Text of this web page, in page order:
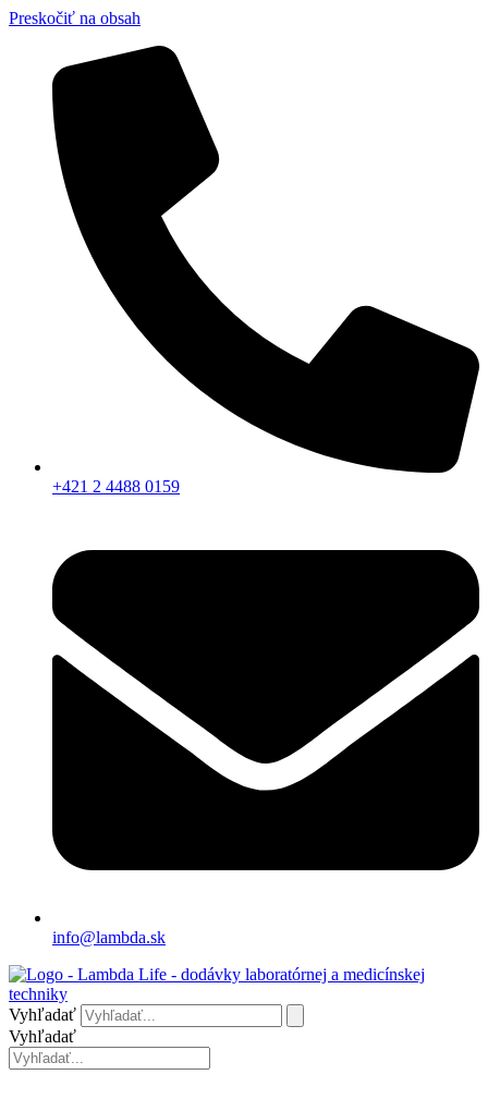
Preskočiť na obsah
+421 2 4488 0159
info@lambda.sk
Vyhľadať
Vyhľadať